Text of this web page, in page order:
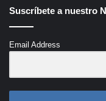
Suscríbete a nuestro
Email Address